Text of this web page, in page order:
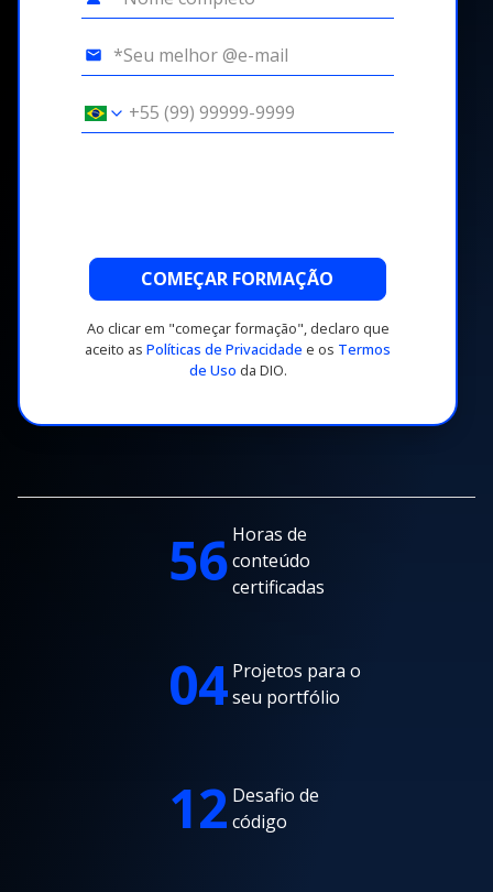
COMEÇAR FORMAÇÃO
Ao clicar em "começar formação", declaro que
aceito as Políticas de Privacidade e os Termos
de Uso da DIO.
56 Horas de
conteúdo
certificadas
04 Projetos para o
seu portfólio
12 Desafio de
código